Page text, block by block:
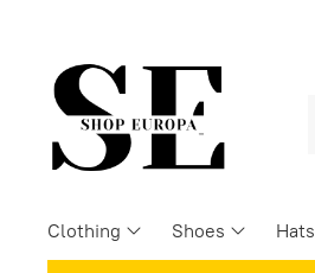
Clothing Shoes Hats